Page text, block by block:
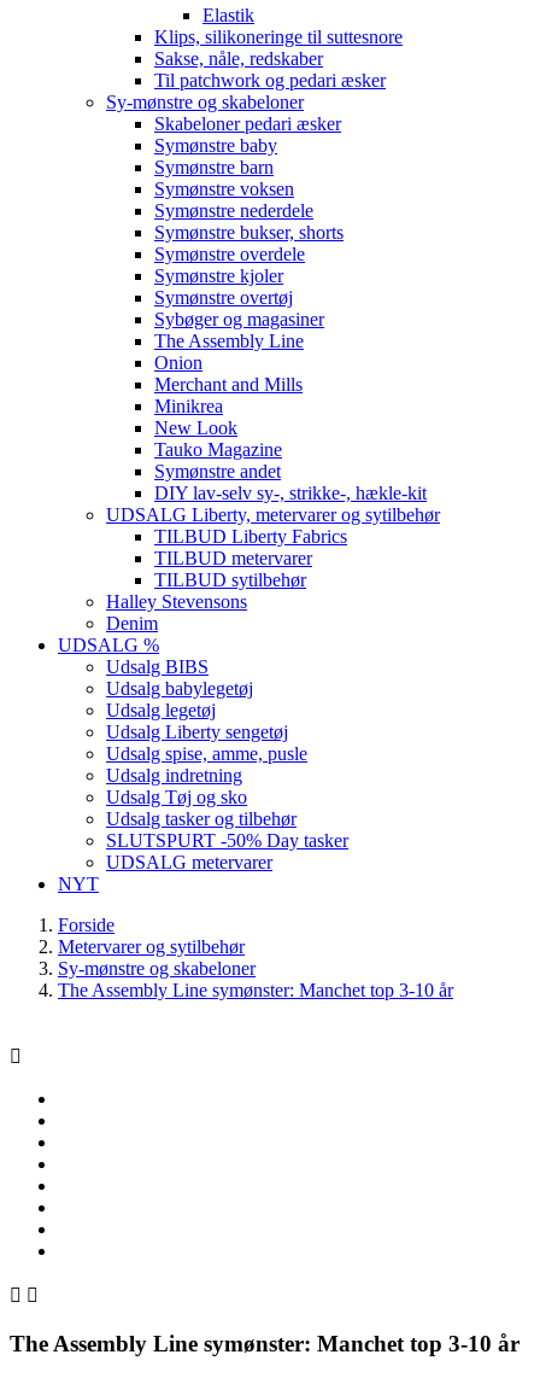
Elastik
Klips, silikoneringe til suttesnore
Sakse, nåle, redskaber
Til patchwork og pedari æsker
Sy-mønstre og skabeloner
Skabeloner pedari æsker
Symønstre baby
Symønstre barn
Symønstre voksen
Symønstre nederdele
Symønstre bukser, shorts
Symønstre overdele
Symønstre kjoler
Symønstre overtøj
Sybøger og magasiner
The Assembly Line
Onion
Merchant and Mills
Minikrea
New Look
Tauko Magazine
Symønstre andet
DIY lav-selv sy-, strikke-, hækle-kit
UDSALG Liberty, metervarer og sytilbehør
TILBUD Liberty Fabrics
TILBUD metervarer
TILBUD sytilbehør
Halley Stevensons
Denim
UDSALG %
Udsalg BIBS
Udsalg babylegetøj
Udsalg legetøj
Udsalg Liberty sengetøj
Udsalg spise, amme, pusle
Udsalg indretning
Udsalg Tøj og sko
Udsalg tasker og tilbehør
SLUTSPURT -50% Day tasker
UDSALG metervarer
NYT
Forside
Metervarer og sytilbehør
Sy-mønstre og skabeloner
The Assembly Line symønster: Manchet top 3-10 år

 
The Assembly Line symønster: Manchet top 3-10 år